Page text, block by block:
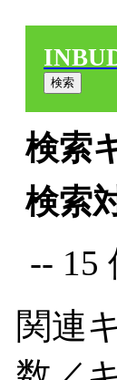
検索
検索
-- 15
関連